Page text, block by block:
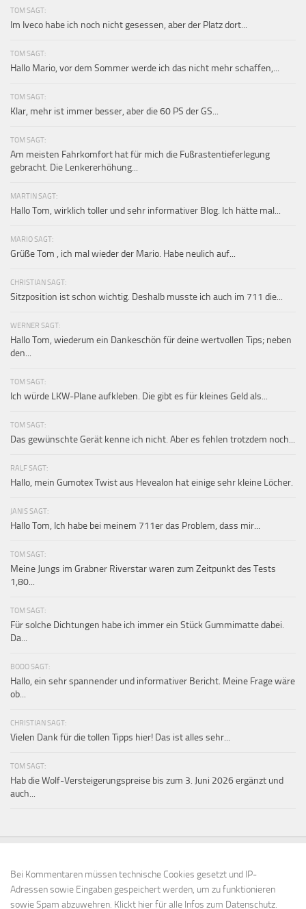
TOM SAGT:
Im Iveco habe ich noch nicht gesessen, aber der Platz dort...
TOM SAGT:
Hallo Mario, vor dem Sommer werde ich das nicht mehr schaffen,...
TOM SAGT:
Klar, mehr ist immer besser, aber die 60 PS der GS...
TOM SAGT:
Am meisten Fahrkomfort hat für mich die Fußrastentieferlegung
gebracht. Die Lenkererhöhung...
MARTIN SAGT:
Hallo Tom, wirklich toller und sehr informativer Blog. Ich hätte mal...
MARIO SAGT:
Grüße Tom , ich mal wieder der Mario. Habe neulich auf...
CHRISTIAN SAGT:
Sitzposition ist schon wichtig. Deshalb musste ich auch im 711 die...
WERNER SAGT:
Hallo Tom, wiederum ein Dankeschön für deine wertvollen Tips; neben
den...
TOM SAGT:
Ich würde LKW-Plane aufkleben. Die gibt es für kleines Geld als...
TOM SAGT:
Das gewünschte Gerät kenne ich nicht. Aber es fehlen trotzdem noch...
RALF SAGT:
Hallo, mein Gumotex Twist aus Hevealon hat einige sehr kleine Löcher.
JANIS SAGT:
Hallo Tom, Ich habe bei meinem 711er das Problem, dass mir...
TOM SAGT:
Meine Jungs im Grabner Riverstar waren zum Zeitpunkt des Tests
1,80...
TOM SAGT:
Für solche Dichtungen habe ich immer ein Stück Gummimatte dabei.
Da...
BODO SAGT:
Hallo, ein sehr spannender und informativer Bericht. Meine Frage wäre
ob...
CHRISTIAN SAGT:
Vielen Dank für die tollen Tipps hier! Das ist alles sehr...
TOM SAGT:
Hab die Wolf-Versteigerungspreise bis zum 3. Juni 2026 ergänzt und
auch...
Bei Kommentaren müssen technische Cookies gesetzt und IP-
Adressen sowie Eingaben gespeichert werden, um zu funktionieren
sowie Spam abzuwehren. Klickt hier für alle Infos zum Datenschutz.